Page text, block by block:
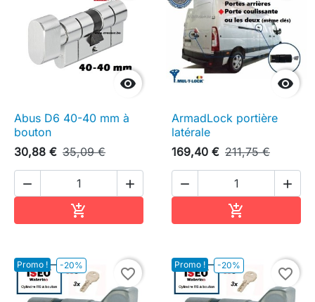

Abus D6 40-40 mm à
bouton
30,88 € 35,09 €
 


ArmadLock portière
latérale
169,40 € 211,75 €
 

Promo ! -20%
favorite_border
Promo ! -20%
favorite_border